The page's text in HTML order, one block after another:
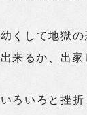
幼くして地獄
出来るか、出家
いろいろと挫